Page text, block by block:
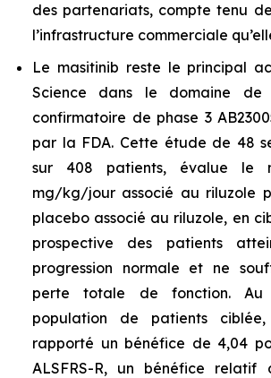
des partenariats, compte tenu
l’infrastructure commerciale
Le masitinib reste le principal
Science dans le domaine de
confirmatoire de phase 3
par la FDA. Cette étude de 48
sur 408 patients, évalue le
mg/kg/jour associé au riluzole
placebo associé au riluzole, en
prospective des patients
progression normale et ne
perte totale de fonction.
population de patients
rapporté un bénéfice de 4,04
ALSFRS-R, un bénéfice relatif